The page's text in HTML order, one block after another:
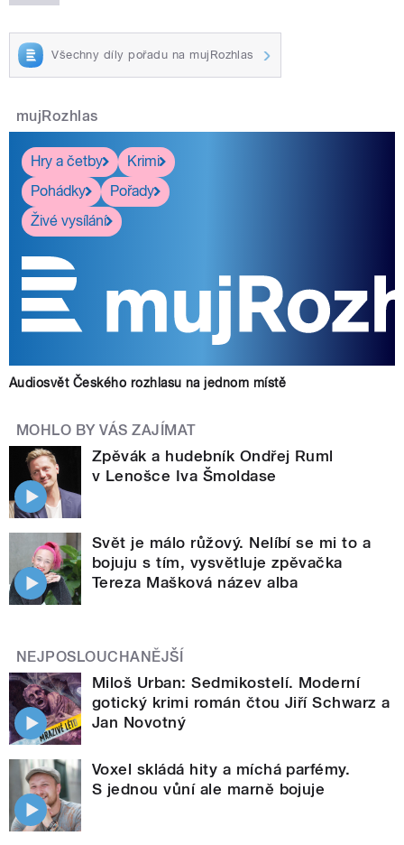
Všechny díly pořadu na mujRozhlas
mujRozhlas
Hry a četby
Krimi
Pohádky
Pořady
Živé vysílání
Audiosvět Českého rozhlasu na jednom místě
MOHLO BY VÁS ZAJÍMAT
Zpěvák a hudebník Ondřej Ruml
v Lenošce Iva Šmoldase
Svět je málo růžový. Nelíbí se mi to a
bojuju s tím, vysvětluje zpěvačka
Tereza Mašková název alba
NEJPOSLOUCHANĚJŠÍ
Miloš Urban: Sedmikostelí. Moderní
gotický krimi román čtou Jiří Schwarz a
Jan Novotný
Voxel skládá hity a míchá parfémy.
S jednou vůní ale marně bojuje